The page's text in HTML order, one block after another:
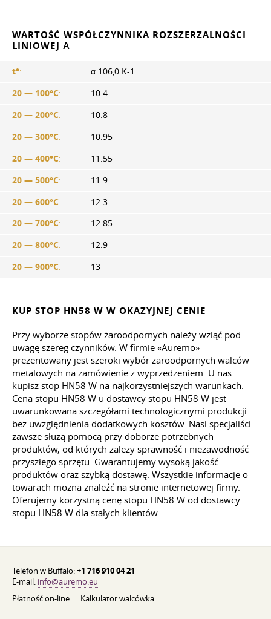
WARTOŚĆ WSPÓŁCZYNNIKA ROZSZERZALNOŚCI
LINIOWEJ Α
t°:
α 106,0 K-1
20 — 100°C:
10.4
20 — 200°C:
10.8
20 — 300°C:
10.95
20 — 400°C:
11.55
20 — 500°C:
11.9
20 — 600°C:
12.3
20 — 700°C:
12.85
20 — 800°C:
12.9
20 — 900°C: 13
KUP STOP HN58 W W OKAZYJNEJ CENIE
Przy wyborze stopów żaroodpornych należy wziąć pod
uwagę szereg czynników. W firmie «Auremo»
prezentowany jest szeroki wybór żaroodpornych walców
metalowych na zamówienie z wyprzedzeniem. U nas
kupisz stop HN58 W na najkorzystniejszych warunkach.
Cena stopu HN58 W u dostawcy stopu HN58 W jest
uwarunkowana szczegółami technologicznymi produkcji
bez uwzględnienia dodatkowych kosztów. Nasi specjaliści
zawsze służą pomocą przy doborze potrzebnych
produktów, od których zależy sprawność i niezawodność
przyszłego sprzętu. Gwarantujemy wysoką jakość
produktów oraz szybką dostawę. Wszystkie informacje o
towarach można znaleźć na stronie internetowej firmy.
Oferujemy korzystną cenę stopu HN58 W od dostawcy
stopu HN58 W dla stałych klientów.
Telefon w Buffalo:+1 716 910 04 21
E-mail: info@auremo.eu
Płatność on-line
Kalkulator walcówka